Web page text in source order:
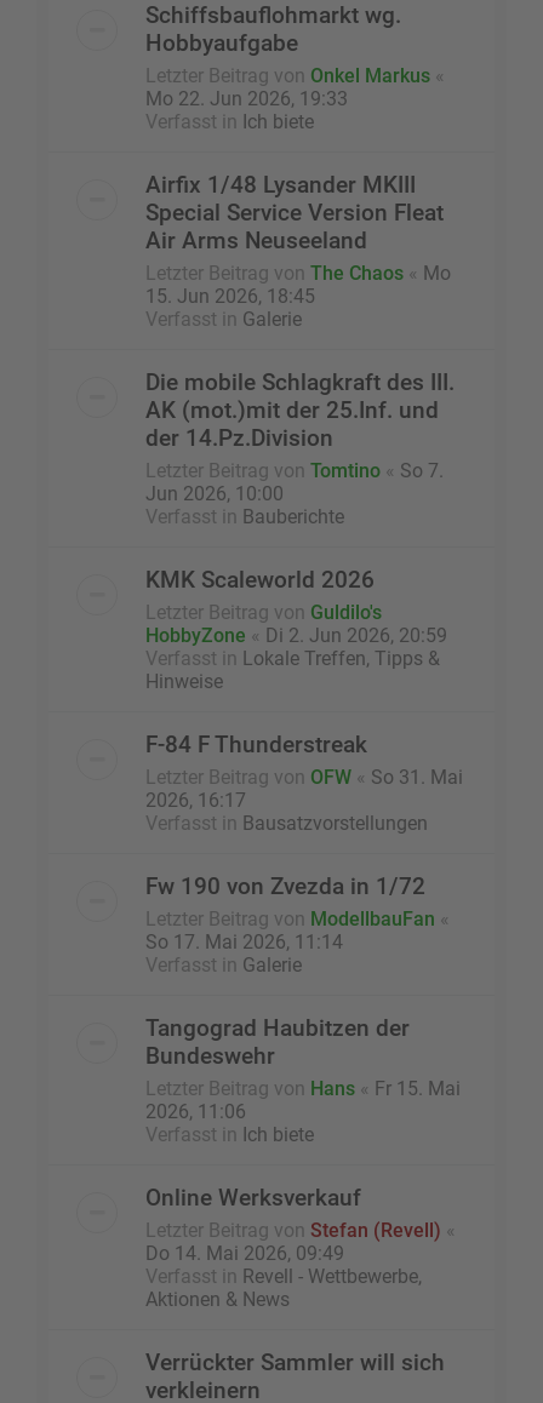
Schiffsbauflohmarkt wg.
Hobbyaufgabe
Letzter Beitrag von Onkel Markus «
Mo 22. Jun 2026, 19:33
Verfasst in Ich biete
Airfix 1/48 Lysander MKIII
Special Service Version Fleat
Air Arms Neuseeland
Letzter Beitrag von The Chaos « Mo
15. Jun 2026, 18:45
Verfasst in Galerie
Die mobile Schlagkraft des III.
AK (mot.)mit der 25.Inf. und
der 14.Pz.Division
Letzter Beitrag von Tomtino « So 7.
Jun 2026, 10:00
Verfasst in Bauberichte
KMK Scaleworld 2026
Letzter Beitrag von Guldilo's
HobbyZone « Di 2. Jun 2026, 20:59
Verfasst in Lokale Treffen, Tipps &
Hinweise
F-84 F Thunderstreak
Letzter Beitrag von OFW « So 31. Mai
2026, 16:17
Verfasst in Bausatzvorstellungen
Fw 190 von Zvezda in 1/72
Letzter Beitrag von ModellbauFan «
So 17. Mai 2026, 11:14
Verfasst in Galerie
Tangograd Haubitzen der
Bundeswehr
Letzter Beitrag von Hans « Fr 15. Mai
2026, 11:06
Verfasst in Ich biete
Online Werksverkauf
Letzter Beitrag von Stefan (Revell) «
Do 14. Mai 2026, 09:49
Verfasst in Revell - Wettbewerbe,
Aktionen & News
Verrückter Sammler will sich
verkleinern